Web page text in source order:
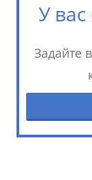
У
Задайте